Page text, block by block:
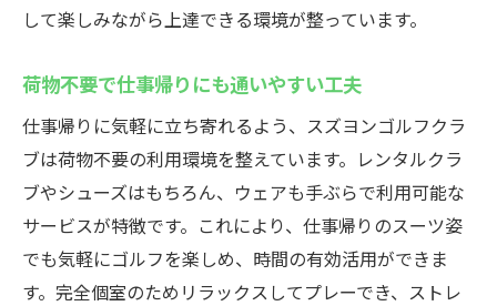
して楽しみながら上達できる環境が整っています。
荷物不要で仕事帰りにも通いやすい工夫
仕事帰りに気軽に立ち寄れるよう、スズヨンゴルフクラ
ブは荷物不要の利用環境を整えています。レンタルクラ
ブやシューズはもちろん、ウェアも手ぶらで利用可能な
サービスが特徴です。これにより、仕事帰りのスーツ姿
でも気軽にゴルフを楽しめ、時間の有効活用ができま
す。完全個室のためリラックスしてプレーでき、ストレ